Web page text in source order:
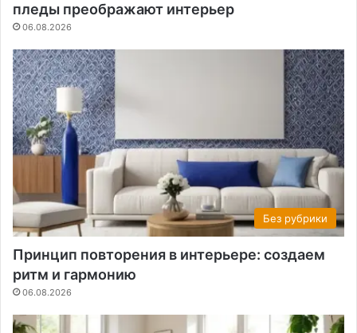
пледы преображают интерьер
06.08.2026
Без рубрики
Принцип повторения в интерьере: создаем
ритм и гармонию
06.08.2026